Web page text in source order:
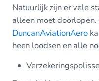
Natuurlijk zijn er vele
alleen moet
DuncanAviationAero
heen loodsen en alle